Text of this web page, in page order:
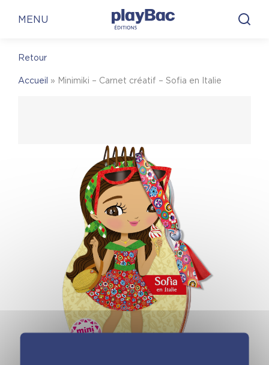
MENU
Retour
Accueil » Minimiki – Carnet créatif – Sofia en Italie
En librairie En ligne
Place des Libraires
Panneau de gestion des cookies